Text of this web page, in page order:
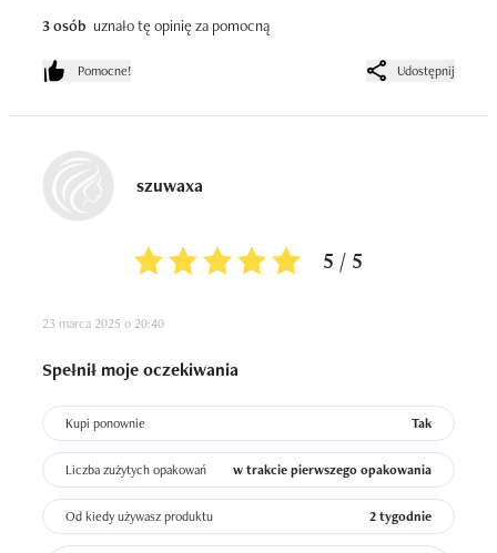
Sprawdziłby się w nawilżaniu po użyciu kwasów czy
jakichś peelingów chemicznych, ale nie w codziennym
użyciu.
3 osób uznało tę opinię za pomocną
Pomocne! Udostępnij
szuwaxa
5 / 5
23 marca 2025 o 20:40
Spełnił moje oczekiwania
Kupi ponownie Tak
Liczba zużytych opakowań w trakcie pierwszego opakowania
Od kiedy używasz produktu 2 tygodnie